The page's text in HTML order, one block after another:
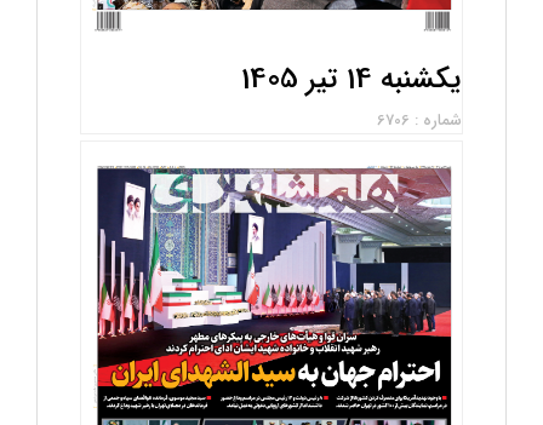
یکشنبه 14 تیر 1405
شماره : 6706